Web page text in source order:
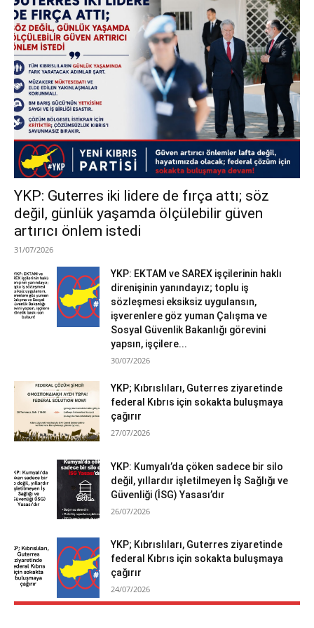
YKP: Guterres iki lidere de fırça attı; söz
değil, günlük yaşamda ölçülebilir güven
artırıcı önlem istedi
31/07/2026
YKP: EKTAM ve SAREX işçilerinin haklı
direnişinin yanındayız; toplu iş
sözleşmesi eksiksiz uygulansın,
işverenlere göz yuman Çalışma ve
Sosyal Güvenlik Bakanlığı görevini
yapsın, işçilere...
30/07/2026
YKP; Kıbrıslıları, Guterres ziyaretinde
federal Kıbrıs için sokakta buluşmaya
çağırır
27/07/2026
YKP: Kumyalı’da çöken sadece bir silo
değil, yıllardır işletilmeyen İş Sağlığı ve
Güvenliği (İSG) Yasası’dır
26/07/2026
YKP; Kıbrıslıları, Guterres ziyaretinde
federal Kıbrıs için sokakta buluşmaya
çağırır
24/07/2026